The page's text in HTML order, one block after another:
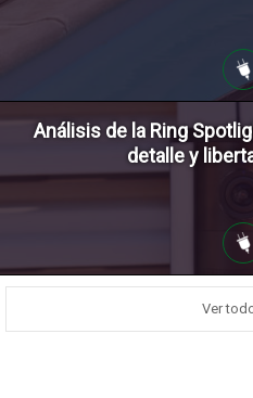
Análisis de la Ring
detalle y
Ver